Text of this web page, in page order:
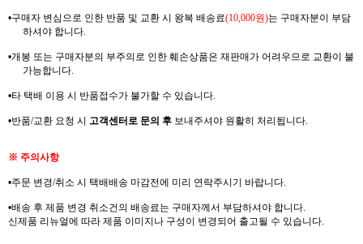
•구매자 변심으로 인한 반품 및 교환 시 왕복 배송료(10,000원)는 구매자분이 부담
하셔야 합니다.
•개봉 또는 구매자분의 부주의로 인한 훼손상품은 재판매가 어려우므로 교환이 불
가능합니다.
•타 택배 이용 시 반품접수가 불가할 수 있습니다.
•반품/교환 요청 시 고객센터로 문의 후 보내주셔야 원활히 처리됩니다.
※ 주의사항
•주문 변경/취소 시 택배배송 마감전에 미리 연락주시기 바랍니다.
•배송 후 제품 변경 취소건의 배송료는 구매자께서 부담하셔야 합니다.
신제품 리뉴얼에 따라 제품 이미지나 구성이 변경되어 출고될 수 있습니다.